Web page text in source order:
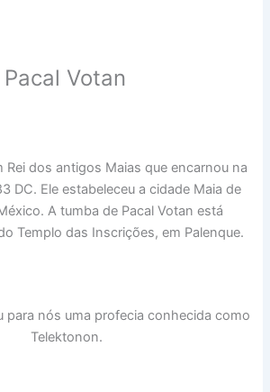
Pacal Votan
Rei dos antigos Maias que encarnou na
DC. Ele estabeleceu a cidade Maia de
A tumba de Pacal Votan está
Templo das Inscrições, em Palenque.
para nós uma profecia conhecida como
Telektonon.